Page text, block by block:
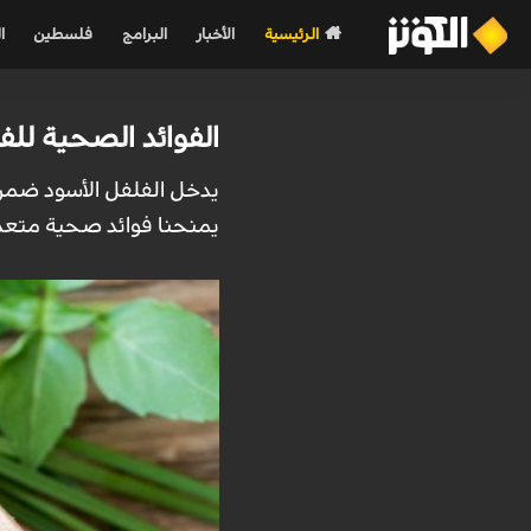
الرئيسية الأخبار البرامج فلسطين
الفوائد الصحية
يدخل الفلفل الأسود
يمنحنا فوائد صحية